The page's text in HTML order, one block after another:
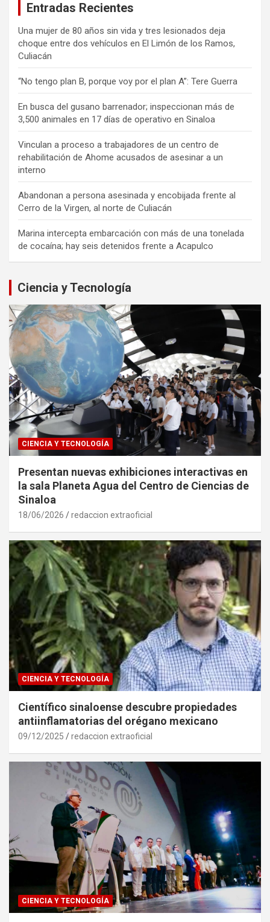
Entradas Recientes
Una mujer de 80 años sin vida y tres lesionados deja
choque entre dos vehículos en El Limón de los Ramos,
Culiacán
“No tengo plan B, porque voy por el plan A”: Tere Guerra
En busca del gusano barrenador; inspeccionan más de
3,500 animales en 17 días de operativo en Sinaloa
Vinculan a proceso a trabajadores de un centro de
rehabilitación de Ahome acusados de asesinar a un
interno
Abandonan a persona asesinada y encobijada frente al
Cerro de la Virgen, al norte de Culiacán
Marina intercepta embarcación con más de una tonelada
de cocaína; hay seis detenidos frente a Acapulco
Ciencia y Tecnología
CIENCIA Y TECNOLOGÍA
Presentan nuevas exhibiciones interactivas en
la sala Planeta Agua del Centro de Ciencias de
Sinaloa
18/06/2026 redaccion extraoficial
CIENCIA Y TECNOLOGÍA
Científico sinaloense descubre propiedades
antiinflamatorias del orégano mexicano
09/12/2025 redaccion extraoficial
CIENCIA Y TECNOLOGÍA